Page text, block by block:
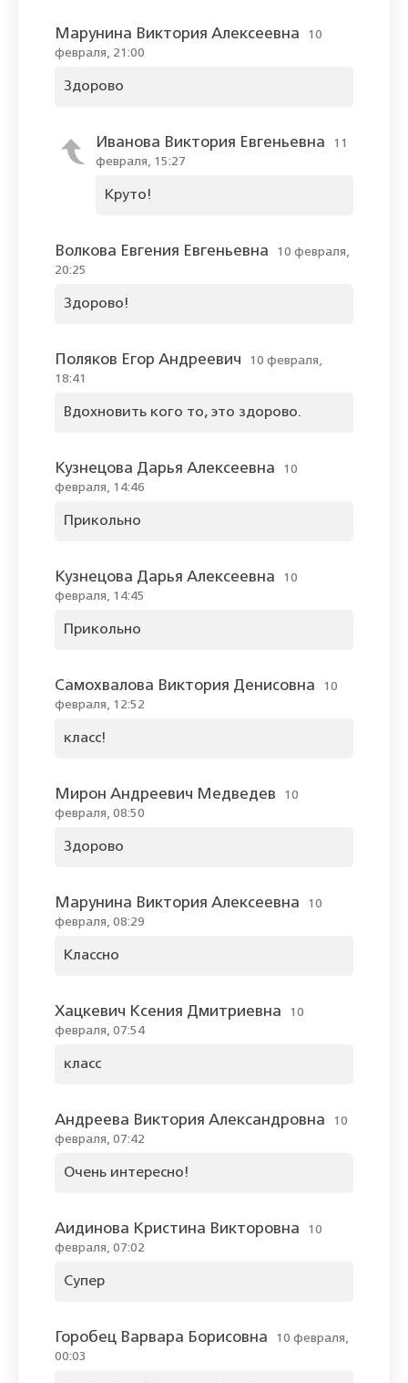
Марунина Виктория Алексеевна
10
февраля, 21:00
Здорово
Иванова Виктория Евгеньевна
11
февраля, 15:27
Круто!
Волкова Евгения Евгеньевна
10 февраля,
20:25
Здорово!
Поляков Егор Андреевич
10 февраля,
18:41
Вдохновить кого то, это здорово.
Кузнецова Дарья Алексеевна
10
февраля, 14:46
Прикольно
Кузнецова Дарья Алексеевна
10
февраля, 14:45
Прикольно
Самохвалова Виктория Денисовна
10
февраля, 12:52
класс!
Мирон Андреевич Медведев
10
февраля, 08:50
Здорово
Марунина Виктория Алексеевна
10
февраля, 08:29
Классно
Хацкевич Ксения Дмитриевна
10
февраля, 07:54
класс
Андреева Виктория Александровна
10
февраля, 07:42
Очень интересно!
Аидинова Кристина Викторовна
10
февраля, 07:02
Супер
Горобец Варвара Борисовна
10 февраля,
00:03